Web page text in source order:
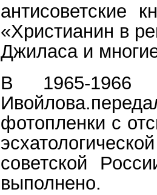
антисоветские
«Христианин в
Джиласа и
В 1965-1966
фотопленки с
советской
выполнено.